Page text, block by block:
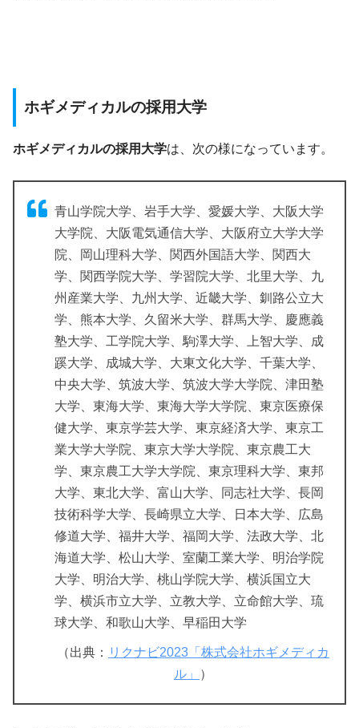
ホギメディカルの採用大学
ホギメディカルの採用大学は、次の様になっています。
青山学院大学、岩手大学、愛媛大学、大阪大学
大学院、大阪電気通信大学、大阪府立大学大学
院、岡山理科大学、関西外国語大学、関西大
学、関西学院大学、学習院大学、北里大学、九
州産業大学、九州大学、近畿大学、釧路公立大
学、熊本大学、久留米大学、群馬大学、慶應義
塾大学、工学院大学、駒澤大学、上智大学、成
蹊大学、成城大学、大東文化大学、千葉大学、
中央大学、筑波大学、筑波大学大学院、津田塾
大学、東海大学、東海大学大学院、東京医療保
健大学、東京学芸大学、東京経済大学、東京工
業大学大学院、東京大学大学院、東京農工大
学、東京農工大学大学院、東京理科大学、東邦
大学、東北大学、富山大学、同志社大学、長岡
技術科学大学、長崎県立大学、日本大学、広島
修道大学、福井大学、福岡大学、法政大学、北
海道大学、松山大学、室蘭工業大学、明治学院
大学、明治大学、桃山学院大学、横浜国立大
学、横浜市立大学、立教大学、立命館大学、琉
球大学、和歌山大学、早稲田大学
（出典： リクナビ2023「株式会社ホギメディカ
ル」
）